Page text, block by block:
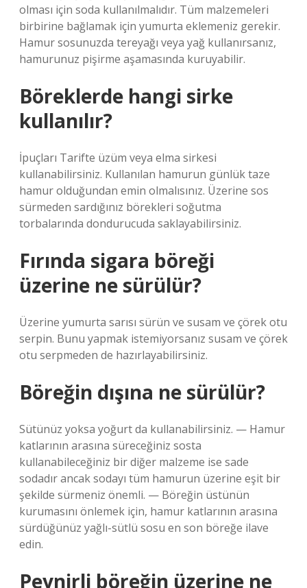
olması için soda kullanılmalıdır. Tüm malzemeleri
birbirine bağlamak için yumurta eklemeniz gerekir.
Hamur sosunuzda tereyağı veya yağ kullanırsanız,
hamurunuz pişirme aşamasında kuruyabilir.
Böreklerde hangi sirke
kullanılır?
İpuçları Tarifte üzüm veya elma sirkesi
kullanabilirsiniz. Kullanılan hamurun günlük taze
hamur olduğundan emin olmalısınız. Üzerine sos
sürmeden sardığınız börekleri soğutma
torbalarında dondurucuda saklayabilirsiniz.
Fırında sigara böreği
üzerine ne sürülür?
Üzerine yumurta sarısı sürün ve susam ve çörek otu
serpin. Bunu yapmak istemiyorsanız susam ve çörek
otu serpmeden de hazırlayabilirsiniz.
Böreğin dışına ne sürülür?
Sütünüz yoksa yoğurt da kullanabilirsiniz. — Hamur
katlarının arasına süreceğiniz sosta
kullanabileceğiniz bir diğer malzeme ise sade
sodadır ancak sodayı tüm hamurun üzerine eşit bir
şekilde sürmeniz önemli. — Böreğin üstünün
kurumasını önlemek için, hamur katlarının arasına
sürdüğünüz yağlı-sütlü sosu en son böreğe ilave
edin.
Peynirli böreğin üzerine ne